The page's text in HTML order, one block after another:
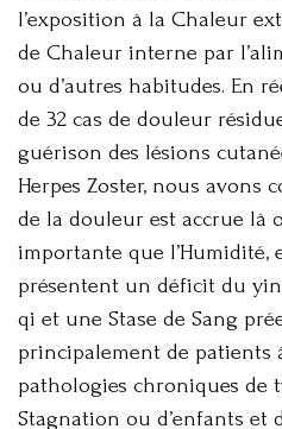
l’exposition à la Chaleur
de Chaleur interne par
ou d’autres habitudes. En
de 32 cas de douleur
guérison des lésions
Herpes Zoster, nous avons
de la douleur est accrue là
importante que l’Humidité,
présentent un déficit du
qi et une Stase de Sang
principalement de patients
pathologies chroniques de
Stagnation ou d’enfants et